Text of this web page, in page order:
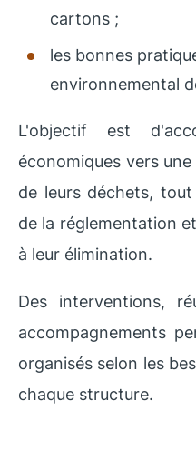
cartons ;
les bonnes
environnemental
L'objectif est
économiques vers
de leurs déchets,
de la réglementation
à leur élimination.
Des interventions,
accompagnements
organisés selon les
chaque structure.